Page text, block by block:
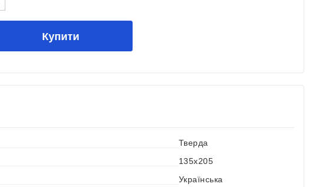
Купити
Тверда
135х205
Українська